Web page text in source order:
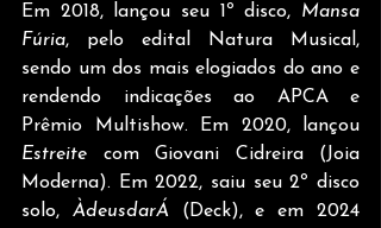
Em 2018, lançou seu 1º disco, Mansa
Fúria, pelo edital Natura Musical,
sendo um dos mais elogiados do ano e
rendendo indicações ao APCA e
Estreite com Giovani Cidreira (Joia
Moderna). Em 2022, saiu seu 2º disco
solo, ÀdeusdarÁ (Deck), e em 2024